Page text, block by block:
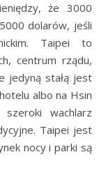
że 3000
dolarów, jeśli
Taipei to
centrum rządu,
jedyną stałą jest
albo na Hsin
wachlarz
Taipei jest
nocy i parki są